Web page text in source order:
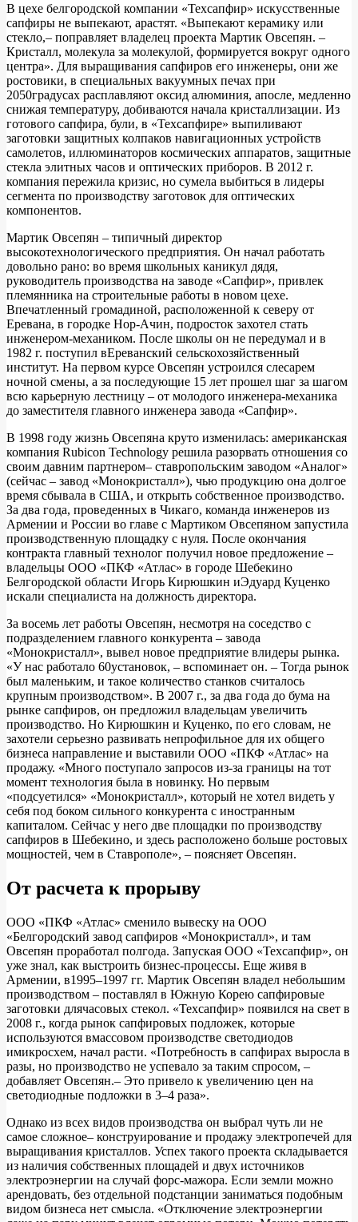
В цехе белгородской компании «Техсапфир» искусственные
сапфиры не выпекают, арастят. «Выпекают керамику или
стекло,– поправляет владелец проекта Мартик Овсепян. –
Кристалл, молекула за молекулой, формируется вокруг одного
центра». Для выращивания сапфиров его инженеры, они же
ростовики, в специальных вакуумных печах при
2050градусах расплавляют оксид алюминия, апосле, медленно
снижая температуру, добиваются начала кристаллизации. Из
готового сапфира, були, в «Техсапфире» выпиливают
заготовки защитных колпаков навигационных устройств
самолетов, иллюминаторов космических аппаратов, защитные
стекла элитных часов и оптических приборов. В 2012 г.
компания пережила кризис, но сумела выбиться в лидеры
сегмента по производству заготовок для оптических
компонентов.
Мартик Овсепян – типичный директор
высокотехнологического предприятия. Он начал работать
довольно рано: во время школьных каникул дядя,
руководитель производства на заводе «Сапфир», привлек
племянника на строительные работы в новом цехе.
Впечатленный громадиной, расположенной к северу от
Еревана, в городке Нор-Ачин, подросток захотел стать
инженером-механиком. После школы он не передумал и в
1982 г. поступил вЕреванский сельскохозяйственный
институт. На первом курсе Овсепян устроился слесарем
ночной смены, а за последующие 15 лет прошел шаг за шагом
всю карьерную лестницу – от молодого инженера-механика
до заместителя главного инженера завода «Сапфир».
В 1998 году жизнь Овсепяна круто изменилась: американская
компания Rubicon Technology решила разорвать отношения со
своим давним партнером– ставропольским заводом «Аналог»
(сейчас – завод «Монокристалл»), чью продукцию она долгое
время сбывала в США, и открыть собственное производство.
За два года, проведенных в Чикаго, команда инженеров из
Армении и России во главе с Мартиком Овсепяном запустила
производственную площадку с нуля. После окончания
контракта главный технолог получил новое предложение –
владельцы ООО «ПКФ «Атлас» в городе Шебекино
Белгородской области Игорь Кирюшкин иЭдуард Куценко
искали специалиста на должность директора.
За восемь лет работы Овсепян, несмотря на соседство с
подразделением главного конкурента – завода
«Монокристалл», вывел новое предприятие влидеры рынка.
«У нас работало 60установок, – вспоминает он. – Тогда рынок
был маленьким, и такое количество станков считалось
крупным производством». В 2007 г., за два года до бума на
рынке сапфиров, он предложил владельцам увеличить
производство. Но Кирюшкин и Куценко, по его словам, не
захотели серьезно развивать непрофильное для их общего
бизнеса направление и выставили ООО «ПКФ «Атлас» на
продажу. «Много поступало запросов из-за границы на тот
момент технология была в новинку. Но первым
«подсуетился» «Монокристалл», который не хотел видеть у
себя под боком сильного конкурента с иностранным
капиталом. Сейчас у него две площадки по производству
сапфиров в Шебекино, и здесь расположено больше ростовых
мощностей, чем в Ставрополе», – поясняет Овсепян.
От расчета к прорыву
ООО «ПКФ «Атлас» сменило вывеску на ООО
«Белгородский завод сапфиров «Монокристалл», и там
Овсепян проработал полгода. Запуская ООО «Техсапфир», он
уже знал, как выстроить бизнес-процессы. Еще живя в
Армении, в1995–1997 гг. Мартик Овсепян владел небольшим
производством – поставлял в Южную Корею сапфировые
заготовки длячасовых стекол. «Техсапфир» появился на свет в
2008 г., когда рынок сапфировых подложек, которые
используются вмассовом производстве светодиодов
имикросхем, начал расти. «Потребность в сапфирах выросла в
разы, но производство не успевало за таким спросом, –
добавляет Овсепян.– Это привело к увеличению цен на
светодиодные подложки в 3–4 раза».
Однако из всех видов производства он выбрал чуть ли не
самое сложное– конструирование и продажу электропечей для
выращивания кристаллов. Успех такого проекта складывается
из наличия собственных площадей и двух источников
электроэнергии на случай форс-мажора. Если земли можно
арендовать, без отдельной подстанции заниматься подобным
видом бизнеса нет смысла. «Отключение электроэнергии